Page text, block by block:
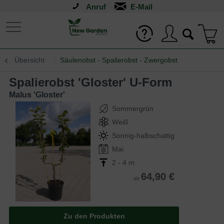
Anruf
Übersicht Säulenobst - Spalierobst - Zwergobst
Spalierobst 'Gloster' U-Form
Malus 'Gloster'
Sommergrün
Weiß
Sonnig-halbschattig
Mai
2 - 4 m
ab 64,90 €
Zu den Produkten